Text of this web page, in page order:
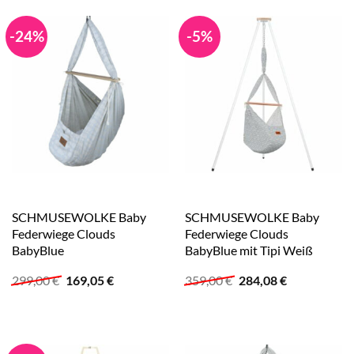
-24%
SCHMUSEWOLKE Baby
Federwiege Clouds
BabyBlue
299,00€ Ursprünglicher
Preis
169,05€Aktueller
-5%
SCHMUSEWOLKE Baby
Federwiege Clouds
BabyBlue mit Tipi Weiß
359,00€ Ursprünglicher
Preis
284,08€Aktueller